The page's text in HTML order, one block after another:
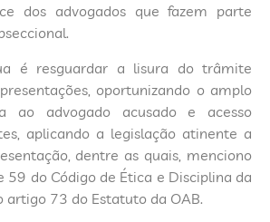
dos advogados que fazem parte
é resguardar a lisura do trâmite
oportunizando o amplo
ao advogado acusado e acesso
aplicando a legislação atinente a
dentre as quais, menciono
59 do Código de Ética e Disciplina da
artigo 73 do Estatuto da OAB.